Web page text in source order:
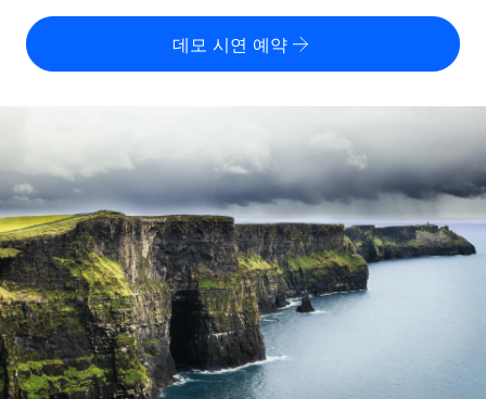
복잡한 고용 업무를 아웃소싱
인프라
Remote 통합
HR을 워크플로에 매끄럽게 통합
플랫폼
팀을 위한 통합된 핵심 HR 기능
Remote와 다른 솔루션 비교
다른 업체들과 비교해보기
스타트업
성장하는 기업을 위한 민첩한 글로벌 HR 및 급여 솔루션
중견기업
맞춤형 HR 솔루션으로 팀 확장
엔터프라이즈
대기업을 위한 글로벌 HR
국가별 총 인건비 계산
REMOTE와 함께 배우기
리서치 및 가이드
사례 연구
HR 용어집
체크리스트 및 템플릿
한국어
English
Français
Deutsch
Español
Italiano
Português (Portugal)
데모 시연 예약